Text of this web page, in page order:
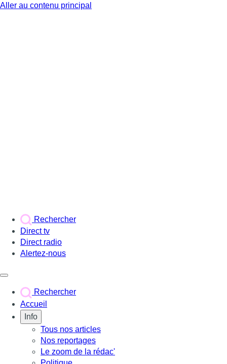
Aller au contenu principal
Rechercher
Direct tv
Direct radio
Alertez-nous
Rechercher
Accueil
Info
Tous nos articles
Nos reportages
Le zoom de la rédac'